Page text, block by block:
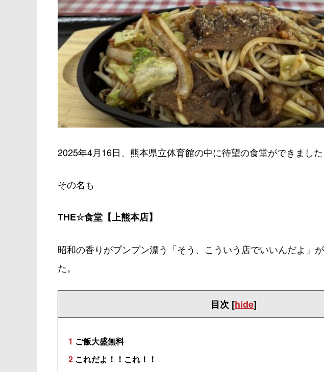
2025年4月16日、熊本県立体育館の中に待望の食堂ができました
その名も
THE☆食堂【上熊本店】
昭和の香りがプンプン漂う「そう、こういう店でいいんだよ」
た。
目次 [hide]
1 ご飯大盛無料
2 これだよ！！これ！！